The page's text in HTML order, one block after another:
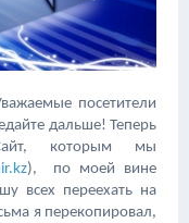
посетители
дальше! Теперь
которым мы
), по моей вине
всех переехать на
я перекопировал,